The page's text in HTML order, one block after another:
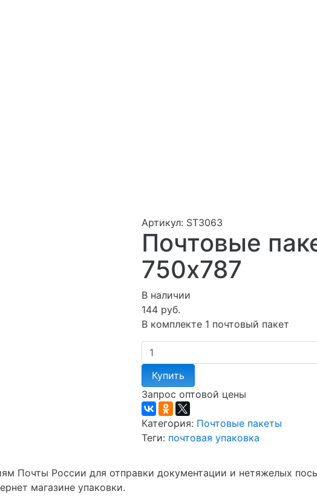
Артикул: ST3063
Почтовые
750х787
В наличии
144 руб.
В комплекте 1 почтовый пакет
Купить
Запрос оптовой цены
Категория: Почтовые пакеты
Теги: почтовая упаковка
Почты России для отправки документации и нетяжелых
магазине упаковки.